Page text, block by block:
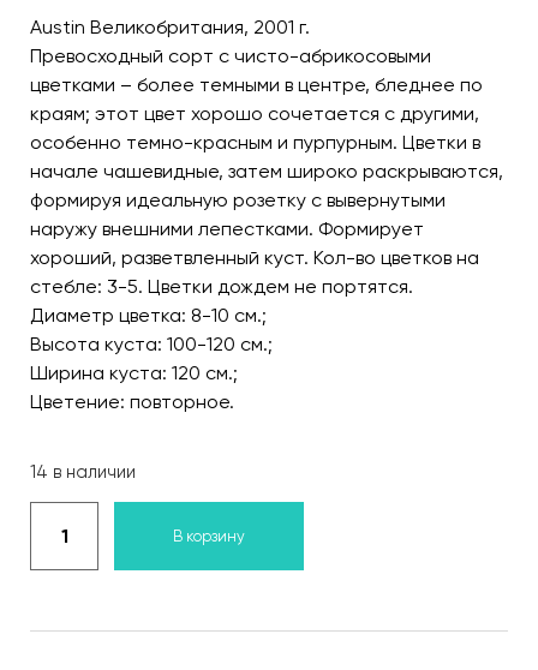
Austin Великобритания, 2001 г.
Превосходный сорт с чисто-абрикосовыми
цветками – более темными в центре, бледнее по
краям; этот цвет хорошо сочетается с другими,
особенно темно-красным и пурпурным. Цветки в
начале чашевидные, затем широко раскрываются,
формируя идеальную розетку с вывернутыми
наружу внешними лепестками. Формирует
хороший, разветвленный куст. Кол-во цветков на
стебле: 3-5. Цветки дождем не портятся.
Диаметр цветка: 8-10 см.;
Высота куста: 100-120 см.;
Ширина куста: 120 см.;
Цветение: повторное.
14 в наличии
В корзину